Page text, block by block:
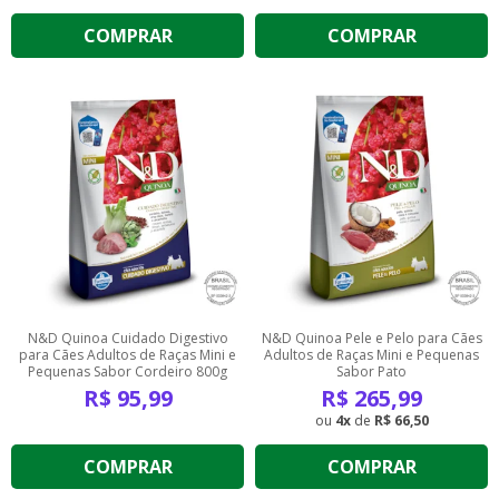
COMPRAR COMPRAR
N&D Quinoa Cuidado Digestivo
para Cães Adultos de Raças Mini e
Pequenas Sabor Cordeiro 800g
R$ 95,99
COMPRAR
N&D Quinoa Pele e Pelo para Cães
Adultos de Raças Mini e Pequenas
Sabor Pato
R$ 265,99
4 de R$ 66,50
COMPRAR